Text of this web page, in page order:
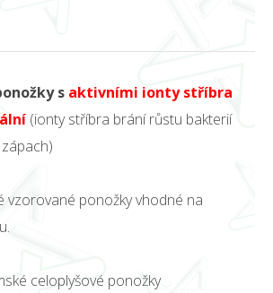
s aktivními ionty stříbra
(ionty stříbra brání růstu bakterií
vzorované ponožky vhodné na
celoplyšové ponožky